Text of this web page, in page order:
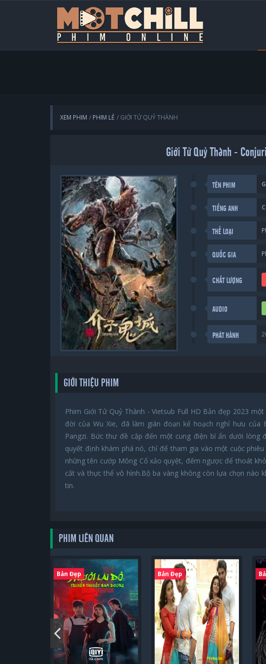
XEM PHIM PHIM LẺ GIỚI TỬ QUỶ THÀNH
Giới Tử Quỷ Thành -
TÊN PHIM
TIẾNG ANH
THỂ LOẠI
QUỐC GIA
CHẤT LƯỢNG
AUDIO
PHÁT HÀNH
GIỚI THIỆU PHIM
Phim Giới Tử Quỷ Thành - Vietsub Full HD Bản đẹp 2023
đời của Wu Xie, đã làm gián đoạn kế hoạch nghỉ hưu của
Pangzi. Bức thư đề cập đến một cung điện bí ẩn dưới
quyết định khám phá nó, chỉ để tham gia vào một cuộc
những tên cướp Mông Cổ xảo quyệt, đếm ngược để thoát
cất và thực thể vô hình.Bộ ba vàng không còn lựa chọn nào
tin.
PHIM LIÊN QUAN
Bản Đẹp Bản Đẹp